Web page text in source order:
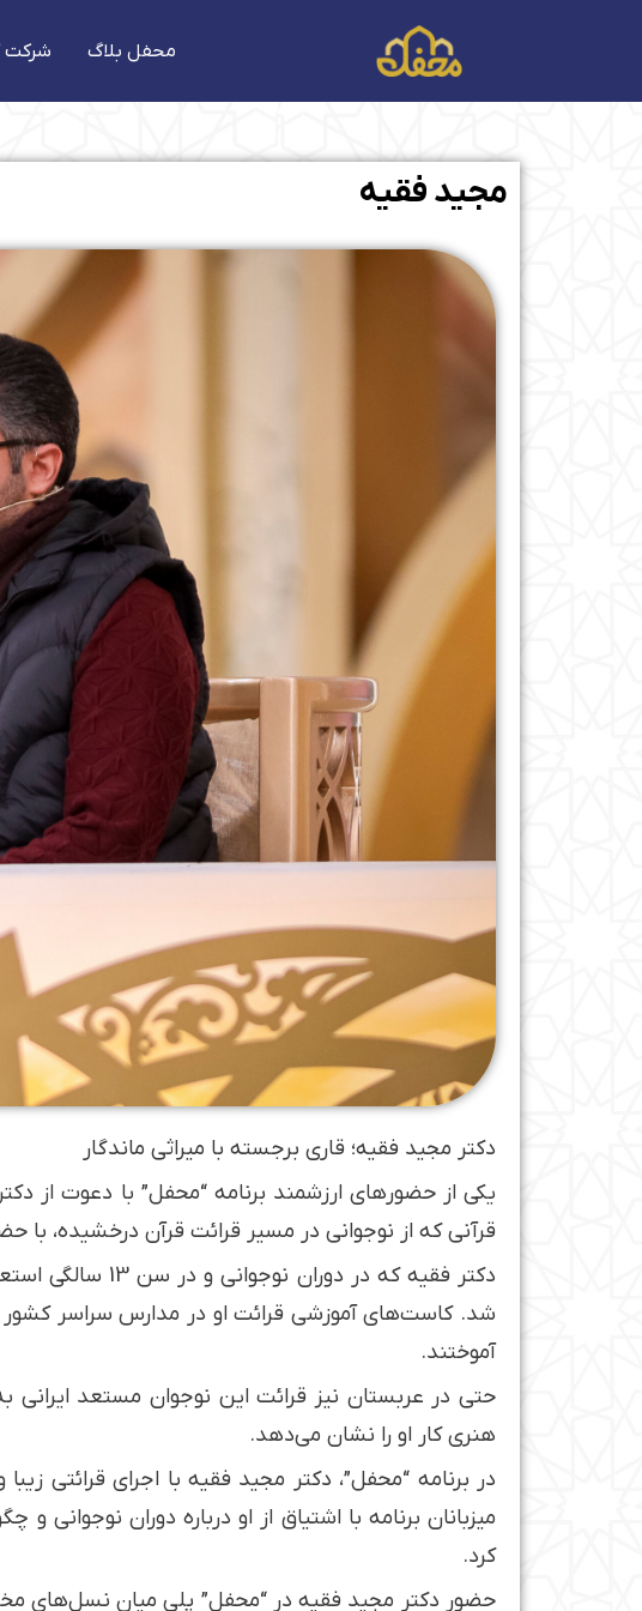
محفل بلاگ شرکت
مجید فقیه
دکتر مجید فقیه؛ قاری برجسته با میراثی ماندگار
یکی از حضورهای ارزشمند برنامه “محفل” با دعوت از
قرآنی که از نوجوانی در مسیر قرائت قرآن درخشیده، با
دکتر فقیه که
شد. کاست‌های آموزشی قرائت او در مدارس سراسر کشور
آموختند.
حتی در عربستان نیز قرائت این نوجوان مستعد
هنری کار او را نشان می‌دهد.
در برنامه “محفل”، دکتر مجید فقیه با اجرای قرائتی
میزبانان برنامه با اشتیاق از او درباره دوران
کرد.
حضور دکتر مجید فقیه در “محفل” پلی میان نسل‌های